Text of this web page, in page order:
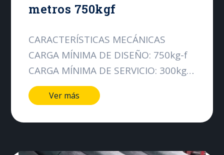
metros 750kgf
CARACTERÍSTICAS MECÁNICAS
CARGA MÍNIMA DE DISEÑO: 750kg-f
CARGA MÍNIMA DE SERVICIO: 300kg-f
CARACTERÍSTICAS DIMENSIONALES
LONGITUD DEL POSTE: 8000mm
LA CIMA: 143mm DIÁMETRO DE LA
Ver más